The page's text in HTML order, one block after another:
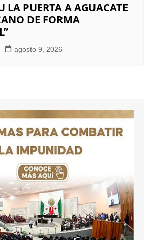
LA PUERTA A AGUACATE
DE FORMA
agosto 9, 2026